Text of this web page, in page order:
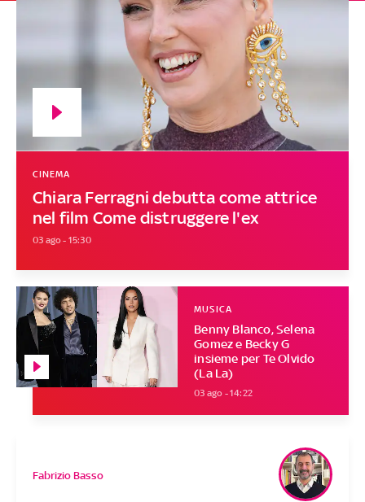
Chiara Ferragni debutta come attrice
nel film Come distruggere l'ex
CINEMA
03 ago - 15:30
Benny Blanco, Selena
Gomez e Becky G
insieme per Te Olvido
(La La)
MUSICA
03 ago - 14:22
Fabrizio Basso